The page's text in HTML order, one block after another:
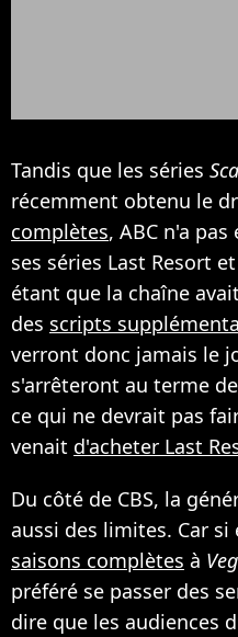
Tandis que les séries
récemment obtenu le
complètes, ABC n'a
ses séries Last Resort
étant que la chaîne
des scripts
verront donc jamais le
s'arrêteront au terme
ce qui ne devrait pas
venait d'acheter Last
Du côté de CBS, la
aussi des limites. Car si
saisons complètes à
préféré se passer des
dire que les audiences